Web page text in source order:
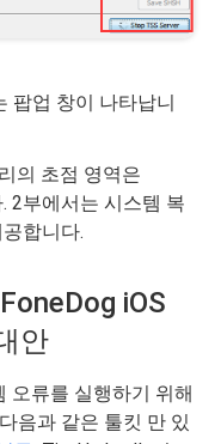
팝업 창이 나타납니
의 초점 영역은
2부에서는 시스템 복
합니다.
iOS
안
오류를 실행하기 위해
음과 같은 툴킷 만 있